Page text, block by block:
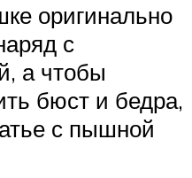
оригинально
с
а чтобы
бюст и бедра,
с пышной